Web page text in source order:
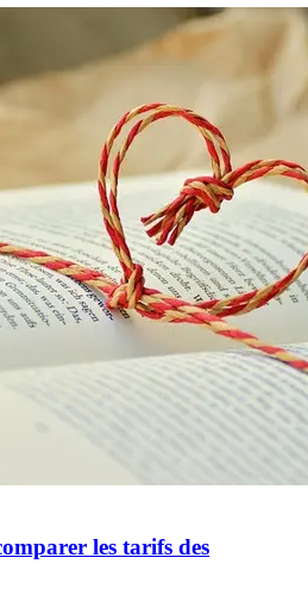
les tarifs des